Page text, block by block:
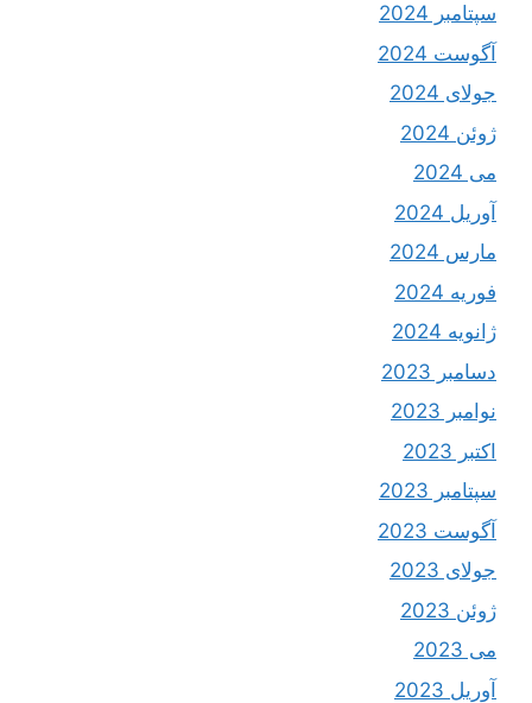
سپتامبر 2024
آگوست 2024
جولای 2024
ژوئن 2024
می 2024
آوریل 2024
مارس 2024
فوریه 2024
ژانویه 2024
دسامبر 2023
نوامبر 2023
اکتبر 2023
سپتامبر 2023
آگوست 2023
جولای 2023
ژوئن 2023
می 2023
آوریل 2023